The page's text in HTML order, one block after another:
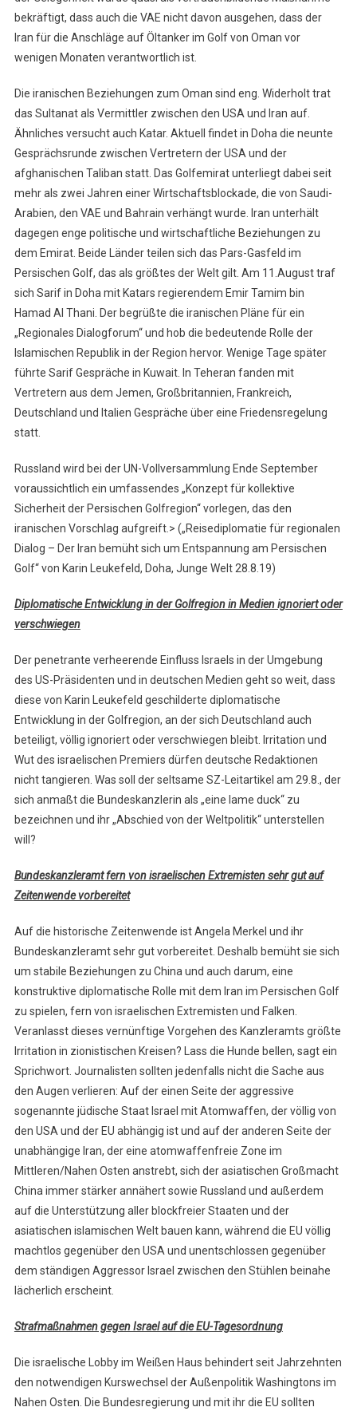
bekräftigt, dass auch die VAE nicht davon ausgehen, dass der
Iran für die Anschläge auf Öltanker im Golf von Oman vor
wenigen Monaten verantwortlich ist.
Die iranischen Beziehungen zum Oman sind eng. Widerholt trat
das Sultanat als Vermittler zwischen den USA und Iran auf.
Ähnliches versucht auch Katar. Aktuell findet in Doha die neunte
Gesprächsrunde zwischen Vertretern der USA und der
afghanischen Taliban statt. Das Golfemirat unterliegt dabei seit
mehr als zwei Jahren einer Wirtschaftsblockade, die von Saudi-
Arabien, den VAE und Bahrain verhängt wurde. Iran unterhält
dagegen enge politische und wirtschaftliche Beziehungen zu
dem Emirat. Beide Länder teilen sich das Pars-Gasfeld im
Persischen Golf, das als größtes der Welt gilt. Am 11.August traf
sich Sarif in Doha mit Katars regierendem Emir Tamim bin
Hamad Al Thani. Der begrüßte die iranischen Pläne für ein
„Regionales Dialogforum“ und hob die bedeutende Rolle der
Islamischen Republik in der Region hervor. Wenige Tage später
führte Sarif Gespräche in Kuwait. In Teheran fanden mit
Vertretern aus dem Jemen, Großbritannien, Frankreich,
Deutschland und Italien Gespräche über eine Friedensregelung
statt.
Russland wird bei der UN-Vollversammlung Ende September
voraussichtlich ein umfassendes „Konzept für kollektive
Sicherheit der Persischen Golfregion“ vorlegen, das den
iranischen Vorschlag aufgreift.> („Reisediplomatie für regionalen
Dialog – Der Iran bemüht sich um Entspannung am Persischen
Golf“ von Karin Leukefeld, Doha, Junge Welt 28.8.19)
Diplomatische Entwicklung in der Golfregion in Medien ignoriert oder
verschwiegen
Der penetrante verheerende Einfluss Israels in der Umgebung
des US-Präsidenten und in deutschen Medien geht so weit, dass
diese von Karin Leukefeld geschilderte diplomatische
Entwicklung in der Golfregion, an der sich Deutschland auch
beteiligt, völlig ignoriert oder verschwiegen bleibt. Irritation und
Wut des israelischen Premiers dürfen deutsche Redaktionen
nicht tangieren. Was soll der seltsame SZ-Leitartikel am 29.8., der
sich anmaßt die Bundeskanzlerin als „eine lame duck“ zu
bezeichnen und ihr „Abschied von der Weltpolitik“ unterstellen
will?
Bundeskanzleramt fern von israelischen Extremisten sehr gut auf
Zeitenwende vorbereitet
Auf die historische Zeitenwende ist Angela Merkel und ihr
Bundeskanzleramt sehr gut vorbereitet. Deshalb bemüht sie sich
um stabile Beziehungen zu China und auch darum, eine
konstruktive diplomatische Rolle mit dem Iran im Persischen Golf
zu spielen, fern von israelischen Extremisten und Falken.
Veranlasst dieses vernünftige Vorgehen des Kanzleramts größte
Irritation in zionistischen Kreisen? Lass die Hunde bellen, sagt ein
Sprichwort. Journalisten sollten jedenfalls nicht die Sache aus
den Augen verlieren: Auf der einen Seite der aggressive
sogenannte jüdische Staat Israel mit Atomwaffen, der völlig von
den USA und der EU abhängig ist und auf der anderen Seite der
unabhängige Iran, der eine atomwaffenfreie Zone im
Mittleren/Nahen Osten anstrebt, sich der asiatischen Großmacht
China immer stärker annähert sowie Russland und außerdem
auf die Unterstützung aller blockfreier Staaten und der
asiatischen islamischen Welt bauen kann, während die EU völlig
machtlos gegenüber den USA und unentschlossen gegenüber
dem ständigen Aggressor Israel zwischen den Stühlen beinahe
lächerlich erscheint.
Strafmaßnahmen gegen Israel auf die EU-Tagesordnung
Die israelische Lobby im Weißen Haus behindert seit Jahrzehnten
den notwendigen Kurswechsel der Außenpolitik Washingtons im
Nahen Osten. Die Bundesregierung und mit ihr die EU sollten